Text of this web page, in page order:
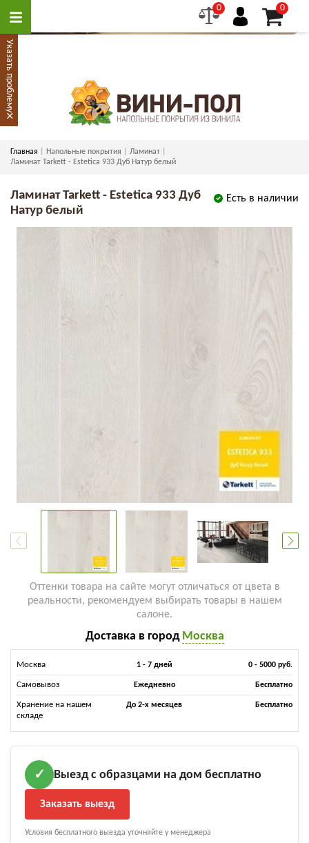
0 0
Главная Напольные покрытия
Ламинат
Ламинат Tarkett - Estetica 933 Дуб Натур белый
Есть в наличии
Ламинат Tarkett - Estetica 933 Дуб
Натур белый
Оттенки товара на сайте могут отличаться от цвета в
реальности, рекомендуем выбирать товары в нашем
салоне.
Доставка в город Москва
Москва 1 - 7 дней 0 - 5000 руб.
Самовывоз Ежедневно Бесплатно
Хранение на нашем
складе
До 2-х месяцев Бесплатно
✓ Выезд с образцами на дом бесплатно
Заказать выезд
Условия бесплатного выезда уточняйте у менеджера
Указать проблему
×